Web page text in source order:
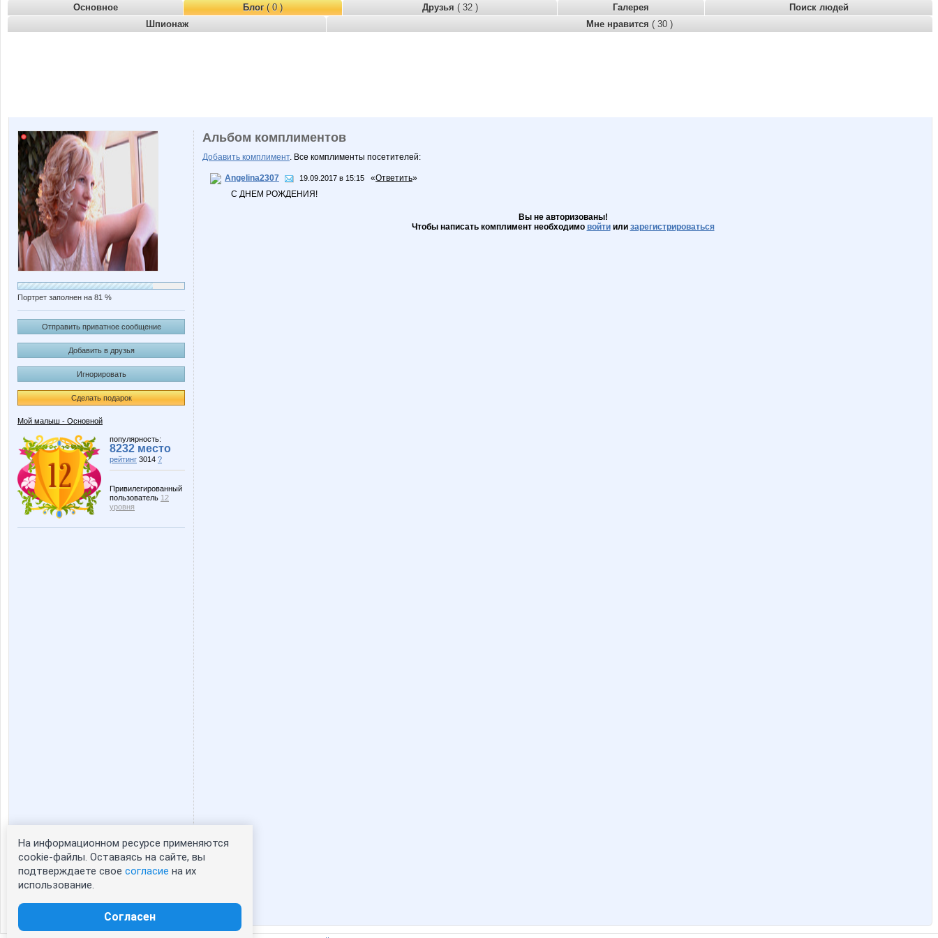
Основное Блог( 0 ) Друзья ( 32 ) Галерея
Поиск людей
Шпионаж
Мне нравится ( 30 )
Портрет заполнен на 81 %
Отправить приватное сообщение
Добавить в друзья
Игнорировать
Сделать подарок
Мой малыш - Основной
популярность:
8232 место
рейтинг 3014 ?
Привилегированный
пользователь 12
уровня
Статистика портрета:
сейчас просматривают портрет - 0
зарегистрированные пользователи
Альбом комплиментов
Добавить комплимент. Все комплименты посетителей:
Angelina2307 19.09.2017 в 15:15 «Ответить»
С ДНЕМ РОЖДЕНИЯ!
Вы не авторизованы!
Чтобы написать комплимент необходимо войтиили зарегистрироваться
На информационном ресурсе применяются
cookie-файлы. Оставаясь на сайте, вы
подтверждаете свое согласие на их
использование.
Согласен